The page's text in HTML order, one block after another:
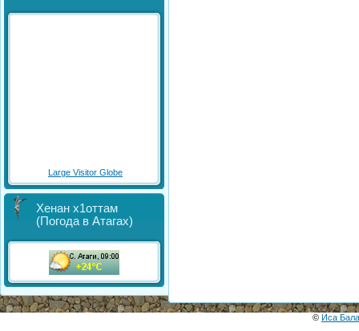
Large Visitor Globe
Хенан х1оттам
(Погода в Атагах)
© Иса